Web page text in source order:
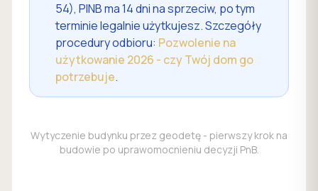
54), PINB ma 14 dni na sprzeciw, po tym
terminie legalnie użytkujesz. Szczegóły
procedury odbioru: Pozwolenie na
użytkowanie 2026 - czy Twój dom go
potrzebuje.
Wytyczenie budynku przez geodetę - pierwszy krok na
budowie po uprawomocnieniu decyzji PnB.